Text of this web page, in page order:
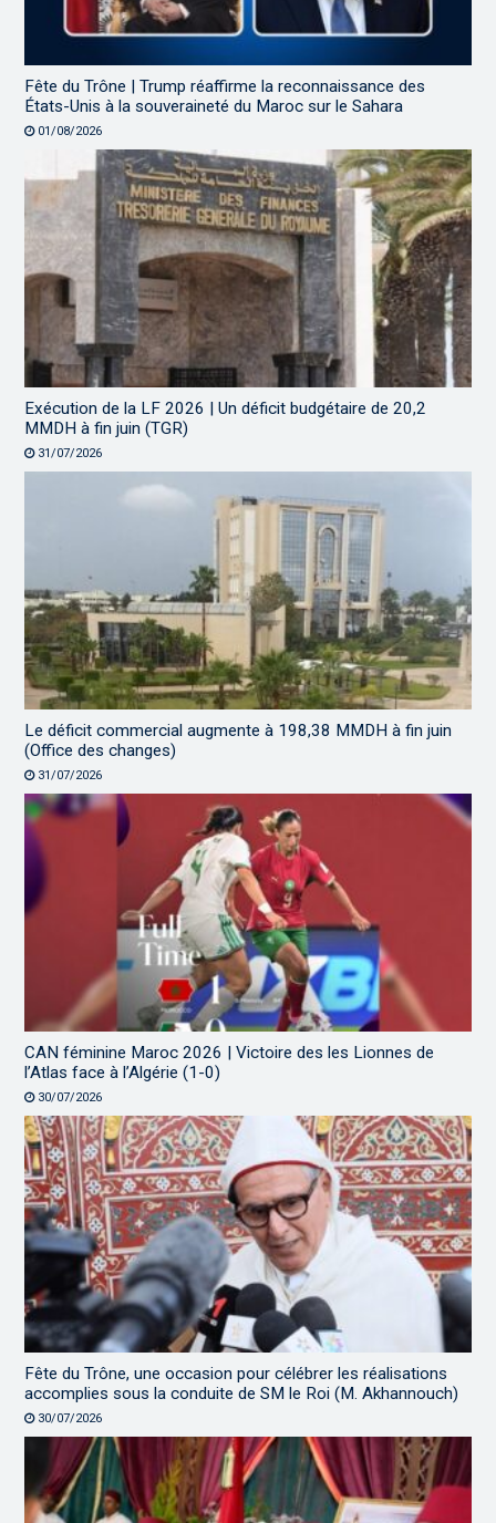
Fête du Trône | Trump réaffirme la reconnaissance des
États-Unis à la souveraineté du Maroc sur le Sahara
01/08/2026
Exécution de la LF 2026 | Un déficit budgétaire de 20,2
MMDH à fin juin (TGR)
31/07/2026
Le déficit commercial augmente à 198,38 MMDH à fin juin
(Office des changes)
31/07/2026
CAN féminine Maroc 2026 | Victoire des les Lionnes de
l’Atlas face à l’Algérie (1-0)
30/07/2026
Fête du Trône, une occasion pour célébrer les réalisations
accomplies sous la conduite de SM le Roi (M. Akhannouch)
30/07/2026